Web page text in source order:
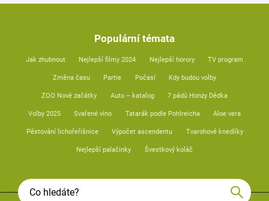
Populární témata
Jak zhubnout Nejlepší filmy 2024 Nejlepší horory TV program
Změna času Partie Počasí Kdy budou volby
ZOO Nové začátky Auto – katalog 7 pádů Honzy Dědka
Volby 2025 Svařené víno Tatarák podle Pohlreicha Aloe vera
Pěstování lichořeřišnice Výpočet ascendentu Tvarohové knedlíky
Nejlepší palačinky Švestkový koláč